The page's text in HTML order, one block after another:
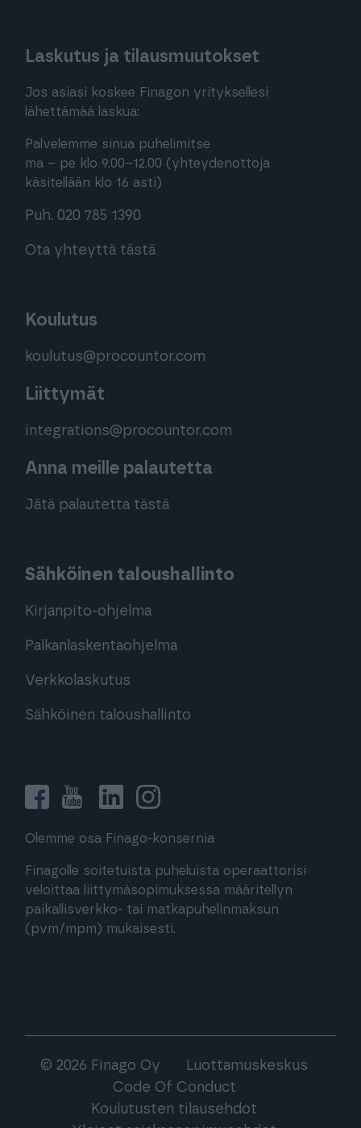
Laskutus ja tilausmuutokset
Jos asiasi koskee Finagon yrityksellesi
lähettämää laskua:
Palvelemme sinua puhelimitse
ma – pe klo 9.00–12.00 (yhteydenottoja
käsitellään klo 16 asti)
Puh. 020 785 1390
Ota yhteyttä tästä
Koulutus
koulutus@procountor.com
Liittymät
integrations@procountor.com
Anna meille palautetta
Jätä palautetta tästä
Sähköinen taloushallinto
Kirjanpito-ohjelma
Palkanlaskentaohjelma
Verkkolaskutus
Sähköinen taloushallinto
Olemme osa Finago-konsernia
Finagolle soitetuista puheluista operaattorisi
veloittaa liittymäsopimuksessa määritellyn
paikallisverkko- tai matkapuhelinmaksun
(pvm/mpm) mukaisesti.
© 2026 Finago Oy
Luottamuskeskus
Code Of Conduct
Koulutusten tilausehdot